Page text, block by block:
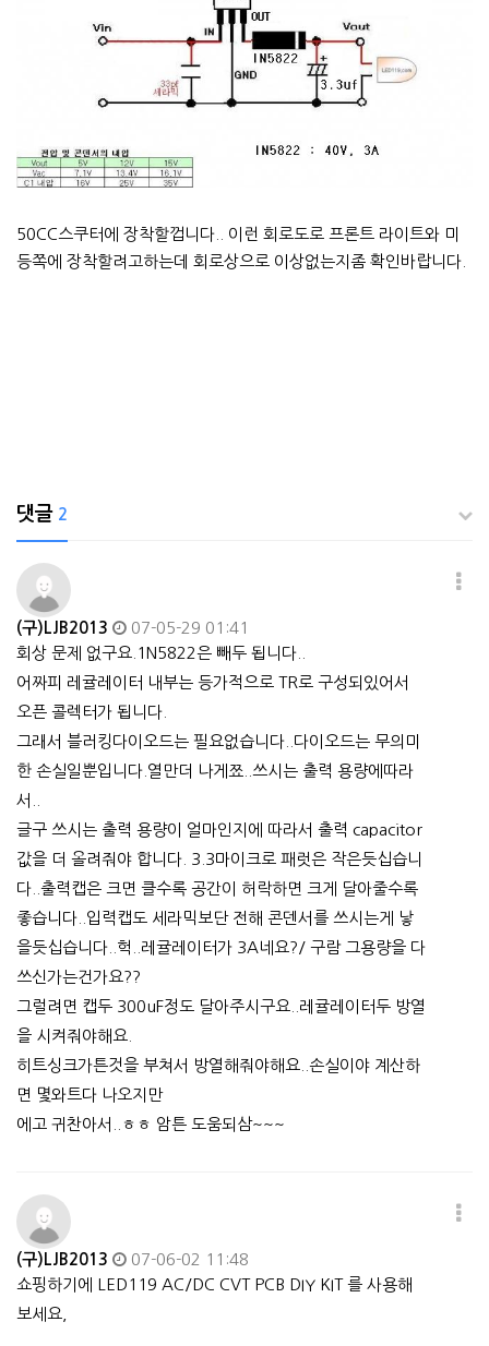
50CC스쿠터에 장착할껍니다.. 이런 회로도로 프론트 라이트와 미
등쪽에 장착할려고하는데 회로상으로 이상없는지좀 확인바랍니다.
댓글 2
(구)LJB2013
07-05-29 01:41
회상 문제 없구요.1N5822은 빼두 됩니다..
어짜피 레귤레이터 내부는 등가적으로 TR로 구성되있어서
오픈 콜렉터가 됩니다.
그래서 블러킹다이오드는 필요없습니다..다이오드는 무의미
한 손실일뿐입니다.열만더 나게쬬..쓰시는 출력 용량에따라
서..
글구 쓰시는 출력 용량이 얼마인지에 따라서 출력 capacitor
값을 더 올려줘야 합니다. 3.3마이크로 패럿은 작은듯십습니
다..출력캡은 크면 클수록 공간이 허락하면 크게 달아줄수록
좋습니다..입력캡도 세라믹보단 전해 콘덴서를 쓰시는게 낳
을듯십습니다..헉..레귤레이터가 3A네요?/ 구람 그용량을 다
쓰신가는건가요??
그럴려면 캡두 300uF정도 달아주시구요..레귤레이터두 방열
을 시켜줘야해요.
히트싱크가튼것을 부쳐서 방열해줘야해요..손실이야 계산하
면 몇와트다 나오지만
에고 귀찬아서..ㅎㅎ 암튼 도움되삼~~~
(구)LJB2013
07-06-02 11:48
쇼핑하기에 LED119 AC/DC CVT PCB DIY KIT 를 사용해
보세요,